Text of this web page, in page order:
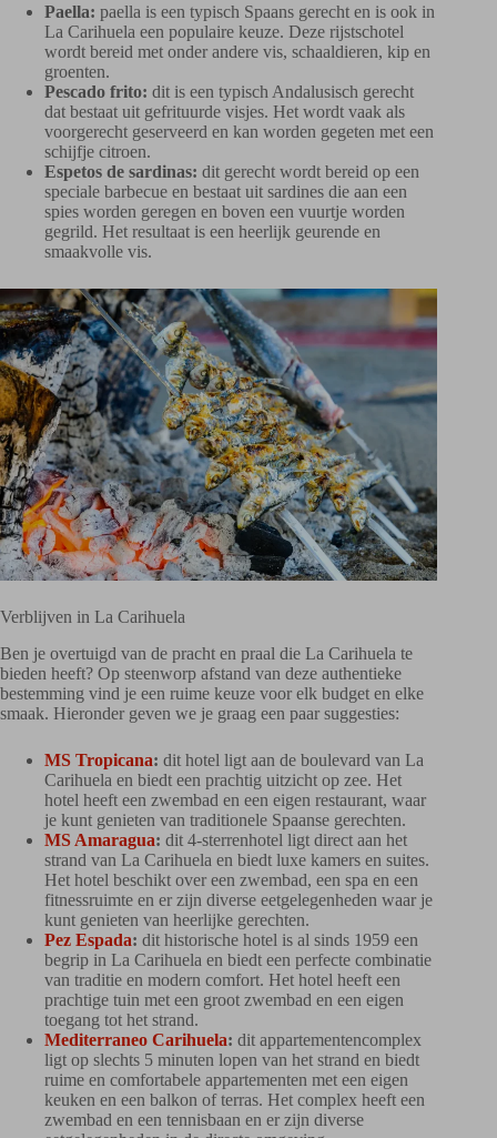
Paella: paella is een typisch Spaans gerecht en is ook in
La Carihuela een populaire keuze. Deze rijstschotel
wordt bereid met onder andere vis, schaaldieren, kip en
groenten.
Pescado frito: dit is een typisch Andalusisch gerecht
dat bestaat uit gefrituurde visjes. Het wordt vaak als
voorgerecht geserveerd en kan worden gegeten met een
schijfje citroen.
Espetos de sardinas: dit gerecht wordt bereid op een
speciale barbecue en bestaat uit sardines die aan een
spies worden geregen en boven een vuurtje worden
gegrild. Het resultaat is een heerlijk geurende en
smaakvolle vis.
Verblijven in La Carihuela
Ben je overtuigd van de pracht en praal die La Carihuela te
bieden heeft? Op steenworp afstand van deze authentieke
bestemming vind je een ruime keuze voor elk budget en elke
smaak. Hieronder geven we je graag een paar suggesties:
MS Tropicana: dit hotel ligt aan de boulevard van La
Carihuela en biedt een prachtig uitzicht op zee. Het
hotel heeft een zwembad en een eigen restaurant, waar
je kunt genieten van traditionele Spaanse gerechten.
MS Amaragua: dit 4-sterrenhotel ligt direct aan het
strand van La Carihuela en biedt luxe kamers en suites.
Het hotel beschikt over een zwembad, een spa en een
fitnessruimte en er zijn diverse eetgelegenheden waar je
kunt genieten van heerlijke gerechten.
Pez Espada: dit historische hotel is al sinds 1959 een
begrip in La Carihuela en biedt een perfecte combinatie
van traditie en modern comfort. Het hotel heeft een
prachtige tuin met een groot zwembad en een eigen
toegang tot het strand.
Mediterraneo Carihuela: dit appartementencomplex
ligt op slechts 5 minuten lopen van het strand en biedt
ruime en comfortabele appartementen met een eigen
keuken en een balkon of terras. Het complex heeft een
zwembad en een tennisbaan en er zijn diverse